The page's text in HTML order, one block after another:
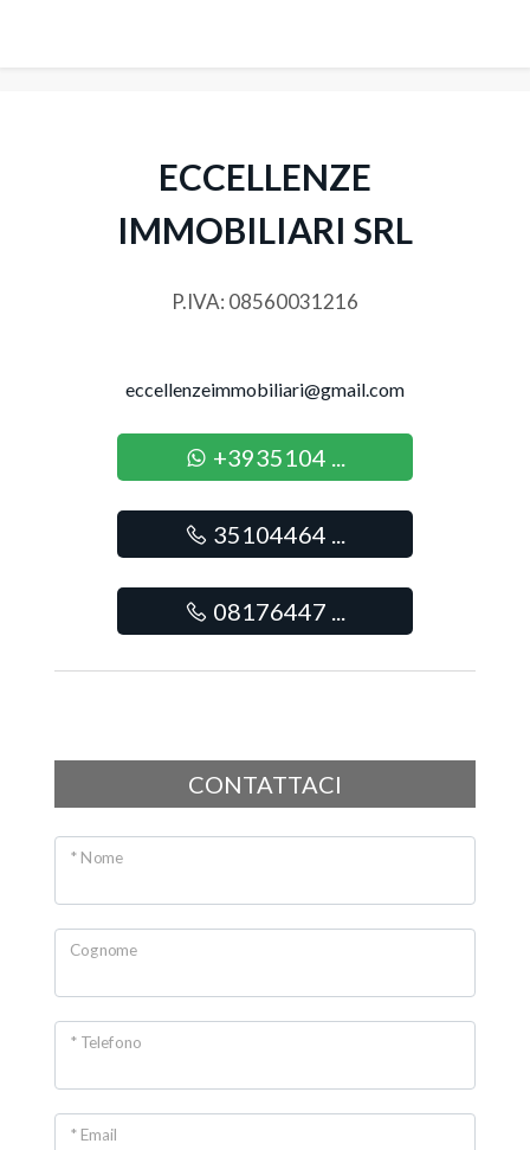
ECCELLENZE
IMMOBILIARI SRL
P.IVA: 08560031216
eccellenzeimmobiliari@gmail.com
+3935104 ...
35104464 ...
08176447 ...
CONTATTACI
* Nome
Cognome
* Telefono
* Email
Giardino
Balcone/Terrazzo